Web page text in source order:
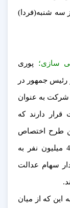
سه شنبه(فردا)
سازی؛ پوری
رئیس جمهور در
خصوص پرداخت سود سهام عدالت گفت: 49 شرکت به عنوان
دارند که
طرح اختصاص
پیدا کرده است و در حال حاضر بیش از 49 میلیون نفر به
سهام عدالت
که از میان